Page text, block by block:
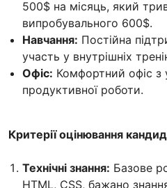
500$ на місяць, який
випробувального 600$.
Навчання: Постійна
участь у внутрішніх
Офіс: Комфортний офіс з
продуктивної роботи.
Критерії оцінювання
Технічні знання: Базове
HTML, CSS, бажано